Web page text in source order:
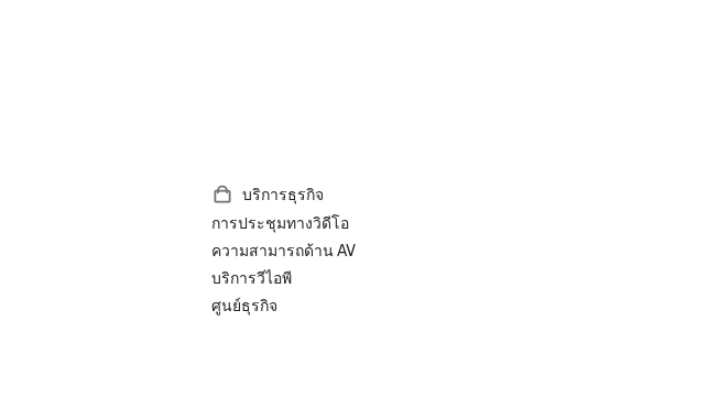
บริการธุรกิจ
การประชุมทางวิดีโอ
ความสามารถด้าน AV
บริการวีไอพี
ศูนย์ธุรกิจ